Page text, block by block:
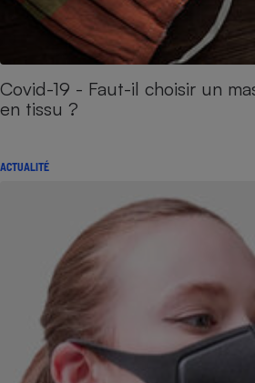
Covid-19 - Faut-il choisir un
en tissu ?
ACTUALITÉ